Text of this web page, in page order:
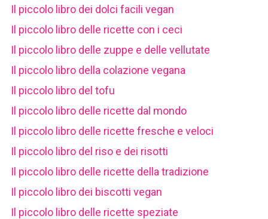
Il piccolo libro dei dolci facili vegan
Il piccolo libro delle ricette con i ceci
Il piccolo libro delle zuppe e delle vellutate
Il piccolo libro della colazione vegana
Il piccolo libro del tofu
Il piccolo libro delle ricette dal mondo
Il piccolo libro delle ricette fresche e veloci
Il piccolo libro del riso e dei risotti
Il piccolo libro delle ricette della tradizione
Il piccolo libro dei biscotti vegan
Il piccolo libro delle ricette speziate